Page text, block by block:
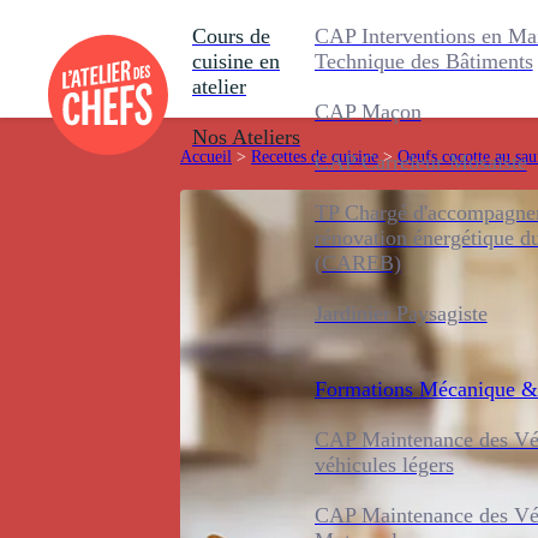
Cours de
cuisine en
atelier
Nos Ateliers
CAP Interventions en
Technique des Bâtiments
CAP Maçon
CAP Carreleur Mosaïste
TP Chargé
rénovation énergétique
(CAREB)
Jardinier Paysagiste
Formations Mécanique
CAP Maintenance des
véhicules légers
CAP Maintenance des
Accueil > Recettes de cuisine > Oeufs cocotte au